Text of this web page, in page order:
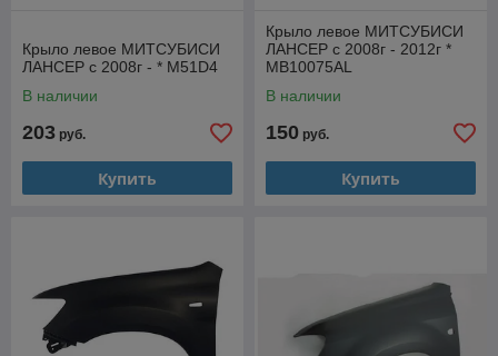
Крыло левое МИТСУБИСИ
ЛАНСЕР с 2008г - * M51D4
В наличии
203 руб.
Купить
Крыло левое МИТСУБИСИ
ЛАНСЕР с 2008г - 2012г *
MB10075AL
В наличии
150 руб.
Купить